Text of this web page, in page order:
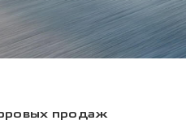
продаж